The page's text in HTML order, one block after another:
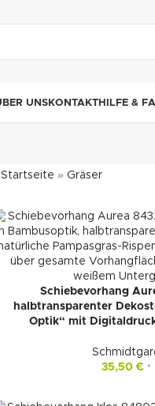
UNSKONTAKTHILFE &
Startseite » Gräser
Schiebevorhang
halbtransparenter
Optik“ mit
35,50€ *